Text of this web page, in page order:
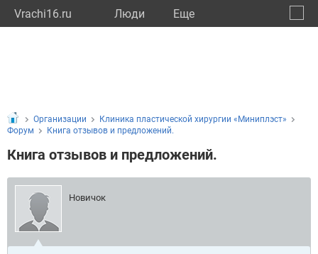
Vrachi16.ru Люди Eще
Организации
Клиника пластической хирургии «Миниплэст»
Форум
Книга отзывов и предложений.
Книга отзывов и предложений.
Новичок